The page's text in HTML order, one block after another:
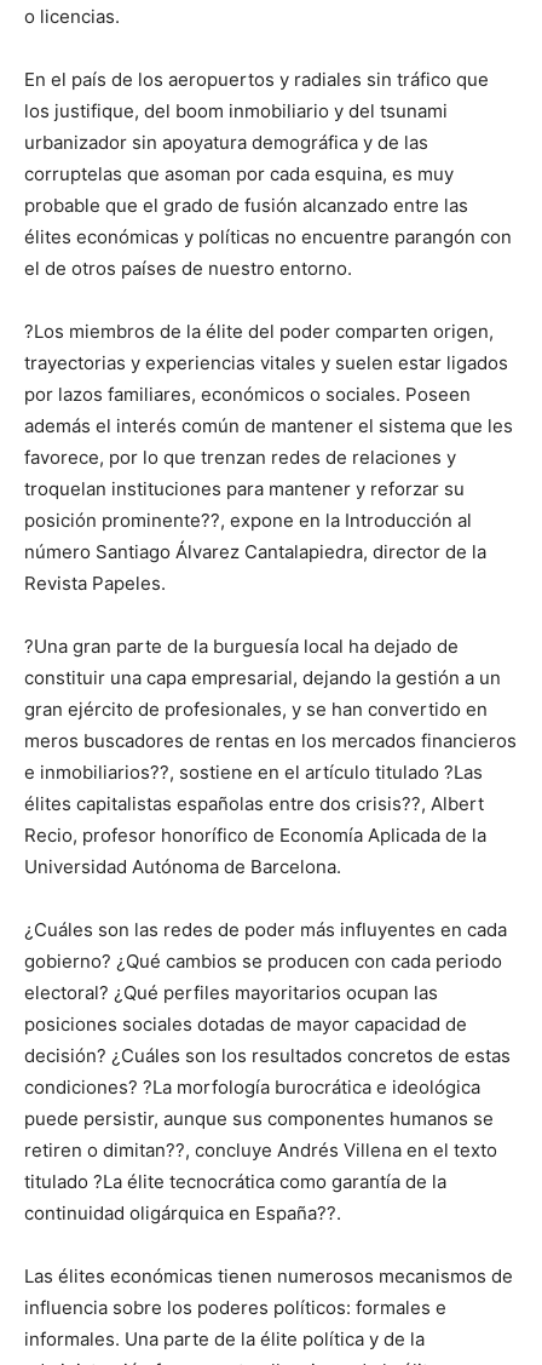
o licencias.
En el país de los aeropuertos y radiales sin tráfico que
los justifique, del boom inmobiliario y del tsunami
urbanizador sin apoyatura demográfica y de las
corruptelas que asoman por cada esquina, es muy
probable que el grado de fusión alcanzado entre las
élites económicas y políticas no encuentre parangón con
el de otros países de nuestro entorno.
?Los miembros de la élite del poder comparten origen,
trayectorias y experiencias vitales y suelen estar ligados
por lazos familiares, económicos o sociales. Poseen
además el interés común de mantener el sistema que les
favorece, por lo que trenzan redes de relaciones y
troquelan instituciones para mantener y reforzar su
posición prominente??, expone en la Introducción al
número Santiago Álvarez Cantalapiedra, director de la
Revista Papeles.
?Una gran parte de la burguesía local ha dejado de
constituir una capa empresarial, dejando la gestión a un
gran ejército de profesionales, y se han convertido en
meros buscadores de rentas en los mercados financieros
e inmobiliarios??, sostiene en el artículo titulado ?Las
élites capitalistas españolas entre dos crisis??, Albert
Recio, profesor honorífico de Economía Aplicada de la
Universidad Autónoma de Barcelona.
¿Cuáles son las redes de poder más influyentes en cada
gobierno? ¿Qué cambios se producen con cada periodo
electoral? ¿Qué perfiles mayoritarios ocupan las
posiciones sociales dotadas de mayor capacidad de
decisión? ¿Cuáles son los resultados concretos de estas
condiciones? ?La morfología burocrática e ideológica
puede persistir, aunque sus componentes humanos se
retiren o dimitan??, concluye Andrés Villena en el texto
titulado ?La élite tecnocrática como garantía de la
continuidad oligárquica en España??.
Las élites económicas tienen numerosos mecanismos de
influencia sobre los poderes políticos: formales e
informales. Una parte de la élite política y de la